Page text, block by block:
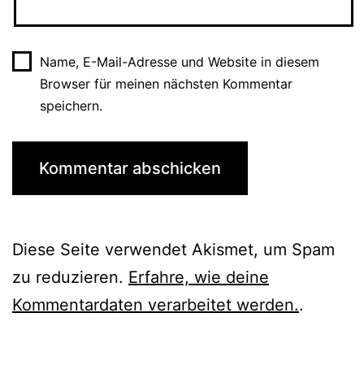
Name, E-Mail-Adresse und Website in diesem
Browser für meinen nächsten Kommentar
speichern.
Diese Seite verwendet Akismet, um Spam
zu reduzieren. Erfahre, wie deine
Kommentardaten verarbeitet werden..